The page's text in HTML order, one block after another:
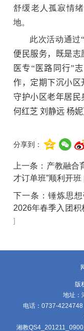
舒缓老人孤寂情
地。
此次活动通过
便民服务，既是志
医专“医路同行”
作，定期下沉小区
守护小区老年居民
何红芝 刘静远 杨妮
分享到：
上一条： 产教融合
才订单班”顺利开班
下一条：锤炼思
2026年春季入团
]
版
地址：
电话：0737-
湘教